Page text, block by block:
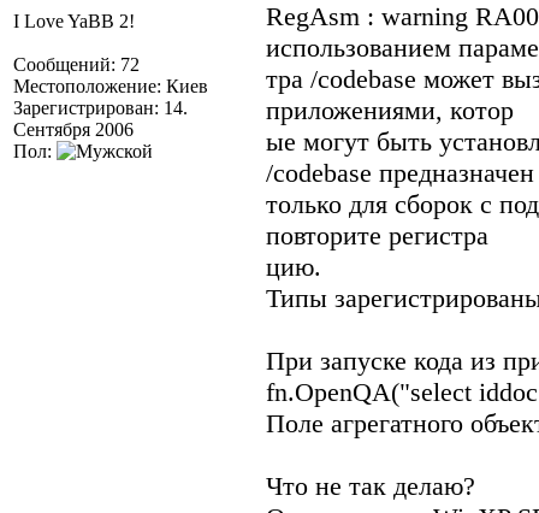
I Love YaBB 2!
Сообщений: 72
Местоположение: Киев
Зарегистрирован: 14.
Сентября 2006
Пол:
RegAsm : warning
использованием параме
тра /codebase может
приложениями, котор
ые могут быть
/codebase предназначен
только для сборок с
повторите регистра
цию.
Типы
При запуске кода из
fn.OpenQA("select
Поле агрегатного
Что не так делаю?